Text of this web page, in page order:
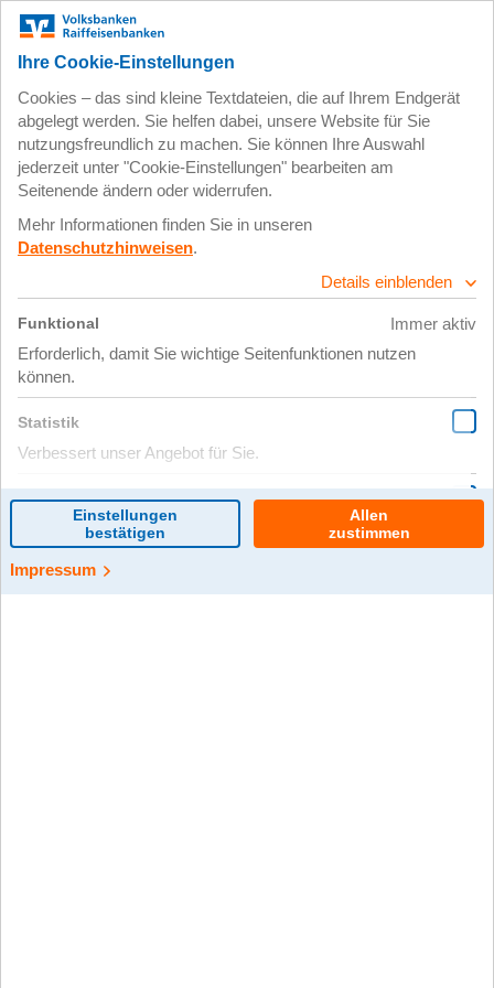
Zum
Hauptinhalt
Impressum
11. Juli 2018
Processed with
VSCO with m5
preset